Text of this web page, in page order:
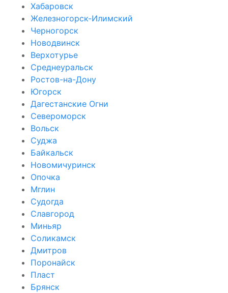
Хабаровск
Железногорск-Илимский
Черногорск
Новодвинск
Верхотурье
Среднеуральск
Ростов-на-Дону
Югорск
Дагестанские Огни
Североморск
Вольск
Суджа
Байкальск
Новомичуринск
Опочка
Мглин
Судогда
Славгород
Миньяр
Соликамск
Дмитров
Поронайск
Пласт
Брянск